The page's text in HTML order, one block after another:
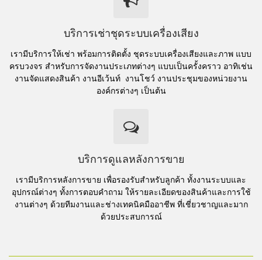
บริการเช่าชุดระบบเครื่องเสียง
เรามีบริการให้เช่า พร้อมการติดตั้ง ชุดระบบเครื่องเสียงและภาพ แบบ
ครบวงจร สำหรับการจัดงานประเภทต่างๆ แบบเป็นครั้งคราว อาทิเช่น
งานจัดแสดงสินค้า งานอีเว้นท์ งานโชว์ งานประชุมของหน่วยงาน
องค์กรต่างๆ เป็นต้น
บริการดูแลหลังการขาย
เรามีบริการหลังการขาย เพื่อรองรับสำหรับลูกค้า ทั้งงานระบบและ
อุปกรณ์ต่างๆ ทั้งการตอบคำถาม ให้รายละเอียดของสินค้าและการใช้
งานต่างๆ ด้วยทีมงานและช่างเทคนิคมืออาชีพ ที่เชี่ยวชาญและมาก
ด้วยประสบการณ์